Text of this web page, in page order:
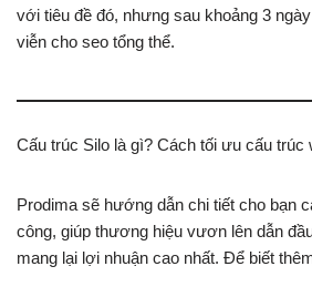
với tiêu đề đó, nhưng sau khoảng 3
viễn cho seo tổng thể.
Cấu trúc Silo là gì? Cách tối ưu cấu trúc
Prodima sẽ hướng dẫn chi tiết cho bạn
công, giúp thương hiệu vươn lên dẫn
mang lại lợi nhuận cao nhất. Để biết